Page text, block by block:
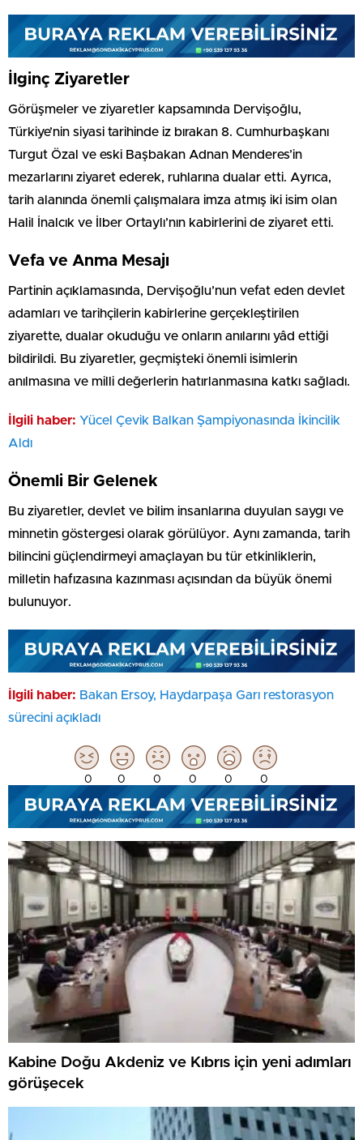
İlginç Ziyaretler
Görüşmeler ve ziyaretler kapsamında Dervişoğlu,
Türkiye’nin siyasi tarihinde iz bırakan 8. Cumhurbaşkanı
Turgut Özal ve eski Başbakan Adnan Menderes’in
mezarlarını ziyaret ederek, ruhlarına dualar etti. Ayrıca,
tarih alanında önemli çalışmalara imza atmış iki isim olan
Halil İnalcık ve İlber Ortaylı’nın kabirlerini de ziyaret etti.
Vefa ve Anma Mesajı
Partinin açıklamasında, Dervişoğlu’nun vefat eden devlet
adamları ve tarihçilerin kabirlerine gerçekleştirilen
ziyarette, dualar okuduğu ve onların anılarını yâd ettiği
bildirildi. Bu ziyaretler, geçmişteki önemli isimlerin
anılmasına ve milli değerlerin hatırlanmasına katkı sağladı.
İlgili haber: Yücel Çevik Balkan Şampiyonasında İkincilik
Aldı
Önemli Bir Gelenek
Bu ziyaretler, devlet ve bilim insanlarına duyulan saygı ve
minnetin göstergesi olarak görülüyor. Aynı zamanda, tarih
bilincini güçlendirmeyi amaçlayan bu tür etkinliklerin,
milletin hafızasına kazınması açısından da büyük önemi
bulunuyor.
İlgili haber: Bakan Ersoy, Haydarpaşa Garı restorasyon
sürecini açıkladı
0 0 0 0 0 0
Kabine Doğu Akdeniz ve Kıbrıs için yeni adımları
görüşecek